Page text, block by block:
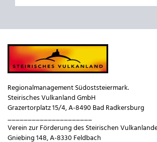
Regionalmanagement Südoststeiermark.
Steirisches Vulkanland GmbH
Grazertorplatz 15/4, A-8490 Bad Radkersburg
_____________________
Verein zur Förderung des Steirischen
Gniebing 148, A-8330 Feldbach